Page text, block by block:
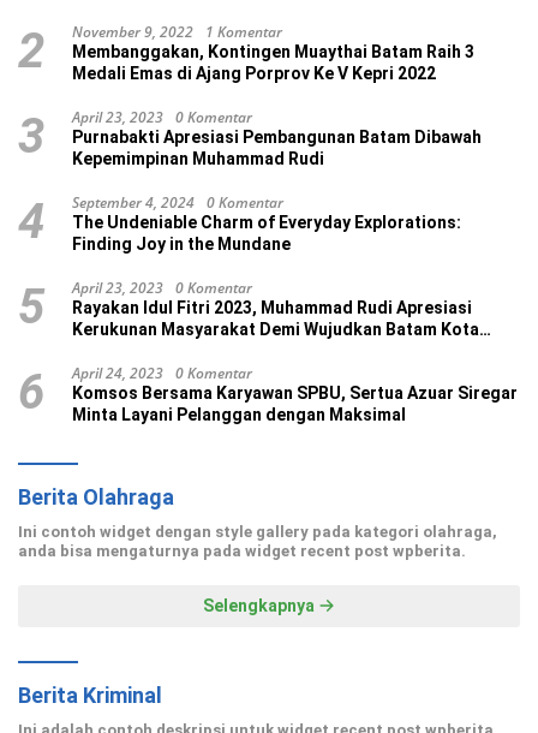
2 November 9, 2022 1 Komentar
Membanggakan, Kontingen Muaythai Batam Raih 3
Medali Emas di Ajang Porprov Ke V Kepri 2022
3 April 23, 2023 0 Komentar
Purnabakti Apresiasi Pembangunan Batam Dibawah
Kepemimpinan Muhammad Rudi
4 September 4, 2024 0 Komentar
The Undeniable Charm of Everyday Explorations:
Finding Joy in the Mundane
5 April 23, 2023 0 Komentar
Rayakan Idul Fitri 2023, Muhammad Rudi Apresiasi
Kerukunan Masyarakat Demi Wujudkan Batam Kota
6 April 24, 2023 0 Komentar
Komsos Bersama Karyawan SPBU, Sertua Azuar Siregar
Minta Layani Pelanggan dengan Maksimal
Berita Olahraga
Ini contoh widget dengan style gallery pada kategori olahraga,
anda bisa mengaturnya pada widget recent post wpberita.
Selengkapnya
Berita Kriminal